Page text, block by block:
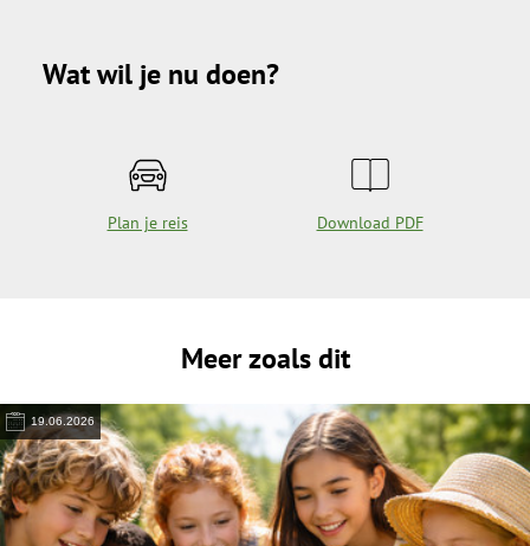
Wat wil je nu doen?
Plan je reis Download PDF
Meer zoals dit
19.06.2026